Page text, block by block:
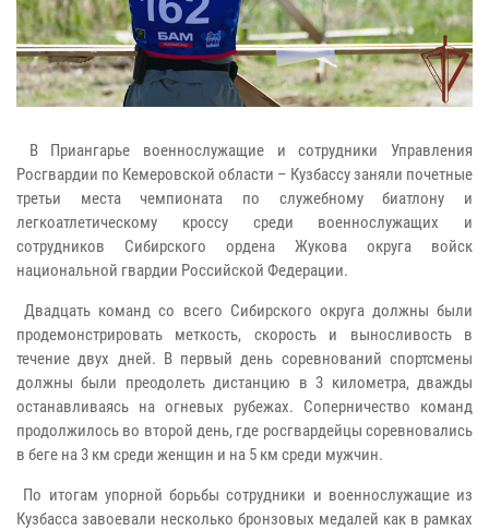
В Приангарье военнослужащие и сотрудники Управления
Росгвардии по Кемеровской области – Кузбассу заняли почетные
третьи места чемпионата по служебному биатлону и
легкоатлетическому кроссу среди военнослужащих и
сотрудников Сибирского ордена Жукова округа войск
национальной гвардии Российской Федерации.
Двадцать команд со всего Сибирского округа должны были
продемонстрировать меткость, скорость и выносливость в
течение двух дней. В первый день соревнований спортсмены
должны были преодолеть дистанцию в 3 километра, дважды
останавливаясь на огневых рубежах. Соперничество команд
продолжилось во второй день, где росгвардейцы соревновались
в беге на 3 км среди женщин и на 5 км среди мужчин.
По итогам упорной борьбы сотрудники и военнослужащие из
Кузбасса завоевали несколько бронзовых медалей как в рамках